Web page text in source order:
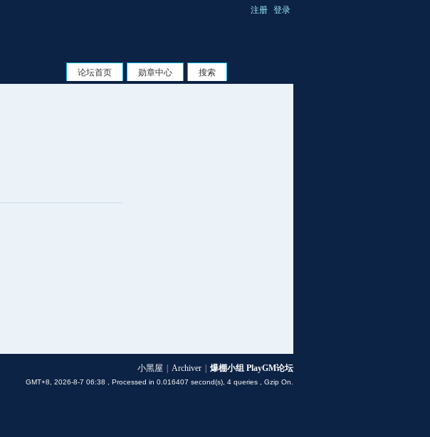
注册 登录
论坛首页 勋章中心 搜索
小黑屋 Archiver 爆棚小组 PlayGM论坛
GMT+8, 2026-8-7 06:38 , Processed in 0.016407 second(s), 4 queries , Gzip On.